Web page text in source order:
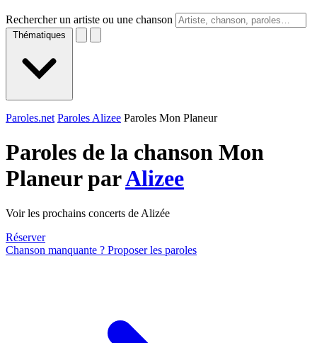
Rechercher un artiste ou une chanson
Thématiques
Paroles.net Paroles Alizee Paroles Mon Planeur
Paroles de la chanson Mon
Planeur parAlizee
Voir les prochains concerts de Alizée
Réserver
Chanson manquante ? Proposer les paroles